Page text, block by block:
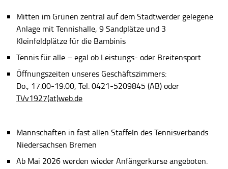
Mitten im Grünen zentral auf dem Stadtwerder gelegene
Anlage mit Tennishalle, 9 Sandplätze und 3
Kleinfeldplätze für die Bambinis
Tennis für alle – egal ob Leistungs- oder Breitensport
Öffnungszeiten unseres Geschäftszimmers:
Do., 17:00-19:00, Tel. 0421-5209845 (AB) oder
TVv1927(at)web.de
Mannschaften in fast allen Staffeln des Tennisverbands
Niedersachsen Bremen
Ab Mai 2026 werden wieder Anfängerkurse angeboten.